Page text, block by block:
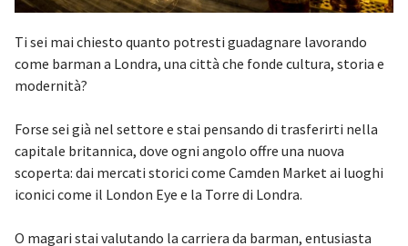
Ti sei mai chiesto quanto potresti guadagnare lavorando
come barman a Londra, una città che fonde cultura, storia e
modernità?
Forse sei già nel settore e stai pensando di trasferirti nella
capitale britannica, dove ogni angolo offre una nuova
scoperta: dai mercati storici come Camden Market ai luoghi
iconici come il London Eye e la Torre di Londra.
O magari stai valutando la carriera da barman, entusiasta